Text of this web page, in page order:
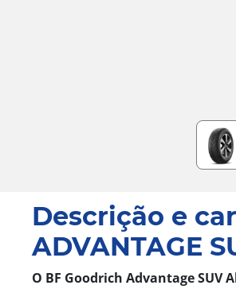
Descrição e
ADVANTAGE
O BF Goodrich Advantage SUV